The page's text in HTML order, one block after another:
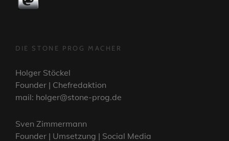
DIE STONE PROG MACHER
Holger Stöckel
Founder | Chefredaktion
mail: holger@stone-prog.de
Sven Zimmermann
Founder | Umsetzung | Social Media